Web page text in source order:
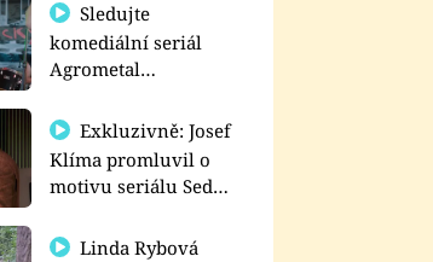
Sledujte
komediální seriál
Agrometal
prima+
Exkluzivně: Josef
Klíma promluvil o
motivu seriálu Sedm
Linda Rybová